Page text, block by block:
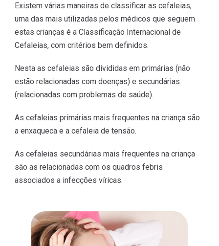
Existem várias maneiras de classificar as cefaleias,
uma das mais utilizadas pelos médicos que seguem
estas crianças é a Classificação Internacional de
Cefaleias, com critérios bem definidos.
Nesta as cefaleias são divididas em primárias (não
estão relacionadas com doenças) e secundárias
(relacionadas com problemas de saúde).
As cefaleias primárias mais frequentes na criança são
a enxaqueca e a cefaleia de tensão.
As cefaleias secundárias mais frequentes na criança
são as relacionadas com os quadros febris
associados a infecções víricas.